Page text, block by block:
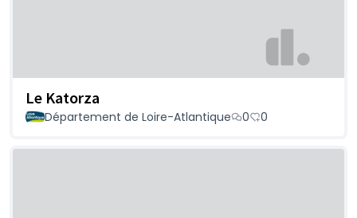
Le Katorza
Département de Loire-Atlantique 0 0